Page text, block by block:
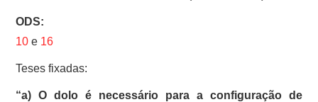
ODS:
10 e 16
Teses fixadas:
“a) O dolo é necessário para a configuração de